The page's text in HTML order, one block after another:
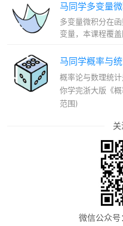
马同学多变量
多变量微积分在
变量，本课程覆
马同学概率与
概率论与数理统
你学完浙大版《
范围)
微信公众